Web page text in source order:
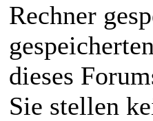
Rechner
dieses
Sie stellen